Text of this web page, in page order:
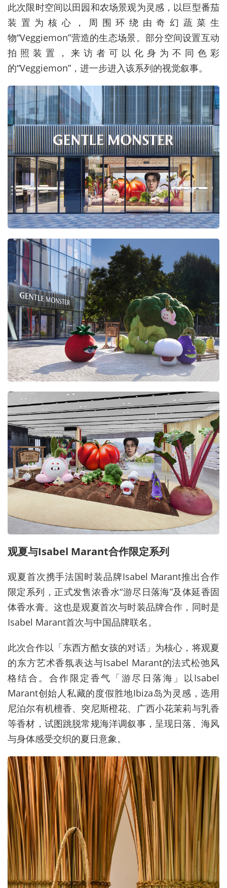
此次限时空间以田园和农场景观为灵感，以巨型番茄
装置为核心，周围环绕由奇幻蔬菜生
物“Veggiemon”营造的生态场景。部分空间设置互动
拍照装置，来访者可以化身为不同色彩
的“Veggiemon” ，进一步进入该系列的视觉叙事。
观夏与Isabel Marant合作限定系列
观夏首次携手法国时装品牌Isabel Marant推出合作
限定系列，正式发售浓香水“游尽日落海”及体延香固
体香水膏。这也是观夏首次与时装品牌合作，同时是
Isabel Marant首次与中国品牌联名。
此次合作以「东西方酷女孩的对话」为核心，将观夏
的东方艺术香氛表达与Isabel Marant的法式松弛风
格结合。合作限定香气「游尽日落海」以Isabel
Marant创始人私藏的度假胜地Ibiza岛为灵感，选用
尼泊尔有机檀香、突尼斯橙花、广西小花茉莉与乳香
等香材，试图跳脱常规海洋调叙事，呈现日落、海风
与身体感受交织的夏日意象。